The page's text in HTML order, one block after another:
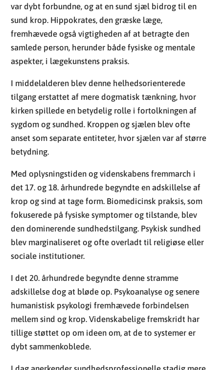
var dybt forbundne, og at en sund sjæl bidrog til en
sund krop. Hippokrates, den græske læge,
fremhævede også vigtigheden af at betragte den
samlede person, herunder både fysiske og mentale
aspekter, i lægekunstens praksis.
I middelalderen blev denne helhedsorienterede
tilgang erstattet af mere dogmatisk tænkning, hvor
kirken spillede en betydelig rolle i fortolkningen af
sygdom og sundhed. Kroppen og sjælen blev ofte
anset som separate entiteter, hvor sjælen var af større
betydning.
Med oplysningstiden og videnskabens fremmarch i
det 17. og 18. århundrede begyndte en adskillelse af
krop og sind at tage form. Biomedicinsk praksis, som
fokuserede på fysiske symptomer og tilstande, blev
den dominerende sundhedstilgang. Psykisk sundhed
blev marginaliseret og ofte overladt til religiøse eller
sociale institutioner.
I det 20. århundrede begyndte denne stramme
adskillelse dog at bløde op. Psykoanalyse og senere
humanistisk psykologi fremhævede forbindelsen
mellem sind og krop. Videnskabelige fremskridt har
tillige støttet op om ideen om, at de to systemer er
dybt sammenkoblede.